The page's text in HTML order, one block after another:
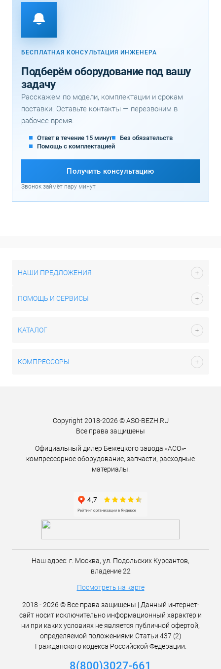
БЕСПЛАТНАЯ КОНСУЛЬТАЦИЯ ИНЖЕНЕРА
Подберём оборудование под вашу
задачу
Расскажем по модели, комплектации и срокам
поставки. Оставьте контакты — перезвоним в
рабочее время.
Ответ в течение 15 минут
Без обязательств
Помощь с комплектацией
Получить консультацию
Звонок займёт пару минут
НАШИ ПРЕДЛОЖЕНИЯ
ПОМОЩЬ И СЕРВИСЫ
КАТАЛОГ
КОМПРЕССОРЫ
Copyright 2018-2026 © ASO-BEZH.RU
Все права защищены
Официальный дилер Бежецкого завода «АСО»-
компрессорное оборудование, запчасти, расходные
материалы.
Наш адрес: г. Москва, ул. Подольских Курсантов,
владение 22
Посмотреть на карте
2018 - 2026 © Все права защищены | Данный интернет-
сайт носит исключительно информационный характер и
ни при каких условиях не является публичной офертой,
определяемой положениями Статьи 437 (2)
Гражданского кодекса Российской Федерации.
8(800)3027-661